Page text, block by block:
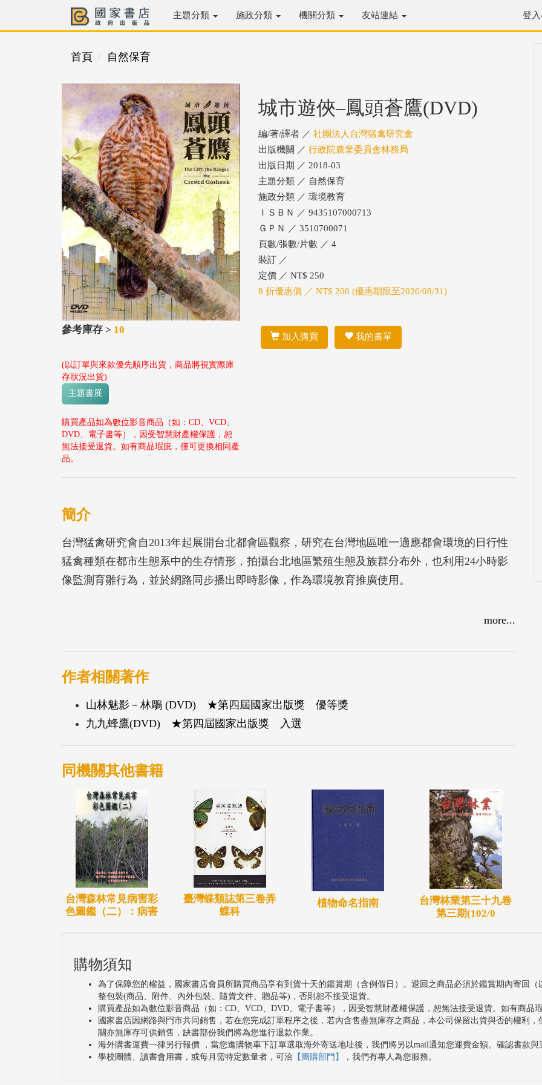
主題分類 施政分類 機關分類 友站連結 登
首頁 自然保育
參考庫存 > 10
(以訂單與來款優先順序出貨，商品將視實際庫
存狀況出貨)
主題書展
購買產品如為數位影音商品（如：CD、VCD、
DVD、電子書等），因受智慧財產權保護，恕
無法接受退貨。如有商品瑕疵，僅可更換相同產
品。
城市遊俠–鳳頭蒼鷹(DVD)
編/著/譯者 ／ 社團法人台灣猛禽研究會
出版機關 ／ 行政院農業委員會林務局
出版日期 ／ 2018-03
主題分類 ／ 自然保育
施政分類 ／ 環境教育
ＩＳＢＮ ／ 9435107000713
ＧＰＮ ／ 3510700071
頁數/張數/片數 ／ 4
裝訂 ／
定價 ／ NT$ 250
8 折優惠價 ／ NT$ 200 (優惠期限至2026/08/31)
加入購買 我的書單
簡介
台灣猛禽研究會自2013年起展開台北都會區觀察，研究在台灣地區唯一適應都會環境的日行性
猛禽種類在都市生態系中的生存情形，拍攝台北地區繁殖生態及族群分布外，也利用24小時影
像監測育雛行為，並於網路同步播出即時影像，作為環境教育推廣使用。
more...
作者相關著作
山林魅影－林鵰 (DVD) ★第四屆國家出版獎 優等獎
九九蜂鷹(DVD) ★第四屆國家出版獎 入選
同機關其他書籍
台灣森林常見病害彩
色圖鑑（二）：病害
臺灣蝶類誌第三卷弄
蝶科
植物命名指南
台灣林業第三十九卷
第三期(102/0
購物須知
為了保障您的權益，國家書店會員所購買商品享有到貨十天的鑑賞期（含例假日）。退回之商品必須於鑑賞期內寄回
整包裝(商品、附件、內外包裝、隨貨文件、贈品等)，否則恕不接受退貨。
購買產品如為數位影音商品（如：CD、VCD、DVD、電子書等），因受智慧財產權保護，恕無法接受退貨。如有商品
國家書店因網路與門市共同銷售，若在您完成訂單程序之後，若內含售盡無庫存之商品，本公司保留出貨與否的權利
關亦無庫存可供銷售，缺書部份我們將為您進行退款作業。
海外購書運費一律另行報價 ，當您進購物車下訂單選取海外寄送地址後，我們將另以mail通知您運費金額。確認書款
學校團體、讀書會用書，或每月需特定數量者，可洽 【團購部門】 ，我們有專人為您服務。